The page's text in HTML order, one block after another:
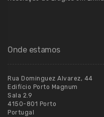
Onde estamos
Rua Dominguez Alvarez, 44
Edifício Porto Magnum
Sala 2.9
4150-801 Porto
Portugal